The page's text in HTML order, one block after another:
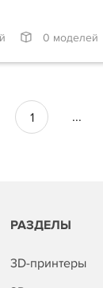
0 моделей
1 ...
РАЗДЕЛЫ
3D-принтеры